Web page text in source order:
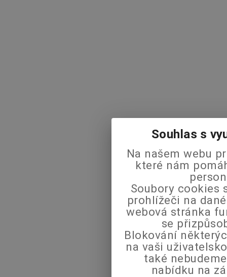
Souhlas s
Na našem webu
které nám
Soubory cookies
prohlížeči na
webová stránka
se
Blokování
na vaši
také
nabídku na